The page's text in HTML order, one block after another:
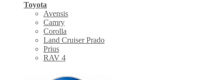
Toyota
Avensis
Camry
Corolla
Land Cruiser Prado
Prius
RAV 4